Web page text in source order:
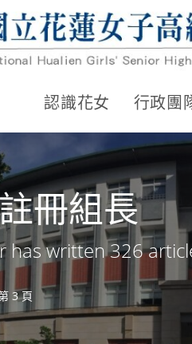
認識花女 行政團
冊組長
has written 326
3 頁